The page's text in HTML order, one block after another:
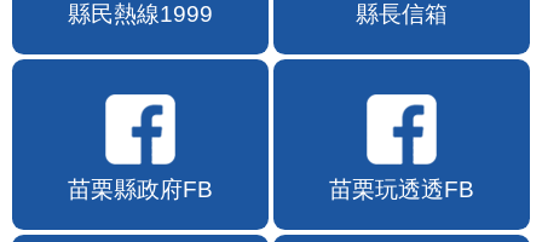
縣民熱線1999 縣長信箱
苗栗縣政府FB 苗栗玩透透FB